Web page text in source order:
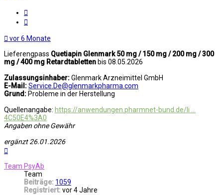
vor 6 Monate
Lieferengpass Quetiapin Glenmark 50 mg / 150 mg / 200 mg / 300
mg / 400 mg Retardtabletten bis 08.05.2026
Zulassungsinhaber:Glenmark Arzneimittel GmbH
E-Mail:Service.De@glenmarkpharma.com
Grund: Probleme in der Herstellung
Quellenangabe: https://anwendungen.pharmnet-bund.de/li ...
4C50E4%3A0
Angaben ohne Gewähr
ergänzt 26.01.2026
Team PsyAb
Team
Beiträge: 1059
Registriert: vor 4 Jahre